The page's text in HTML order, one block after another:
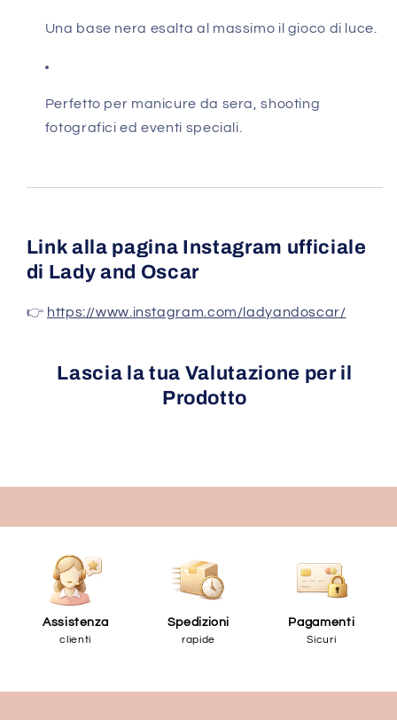
Una base nera esalta al massimo il gioco di luce.
Perfetto per manicure da sera, shooting
fotografici ed eventi speciali.
Link alla pagina Instagram ufficiale
di Lady and Oscar
👉 https://www.instagram.com/ladyandoscar/
Lascia la tua Valutazione per il
Prodotto
Assistenza
clienti
Spedizioni
rapide
Pagamenti
Sicuri